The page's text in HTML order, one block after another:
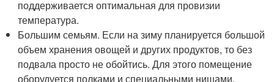
поддерживается оптимальная для провизии
температура.
Большим семьям. Если на зиму планируется большой
объем хранения овощей и других продуктов, то без
подвала просто не обойтись. Для этого помещение
оборудуется полками и специальными нишами.